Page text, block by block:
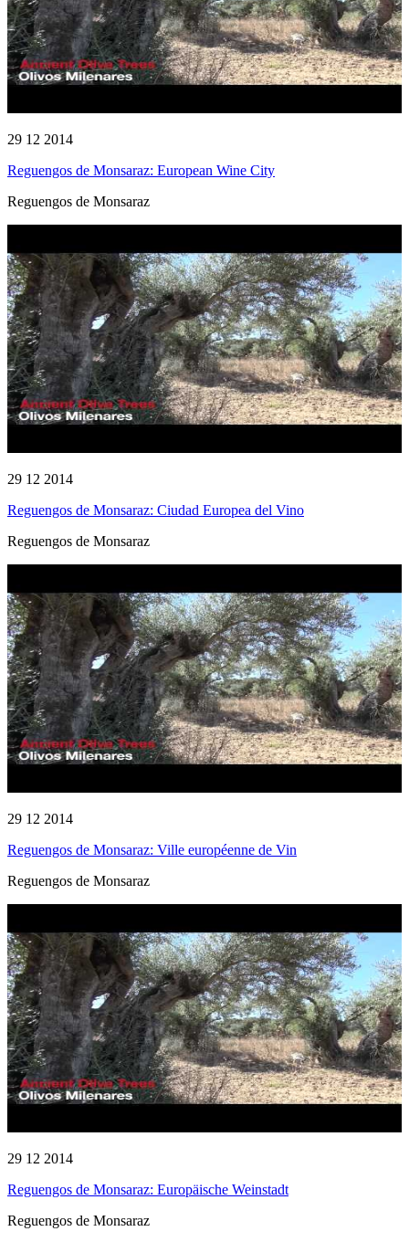
29 12 2014
Reguengos de Monsaraz: European Wine City
Reguengos de Monsaraz
29 12 2014
Reguengos de Monsaraz: Ciudad Europea del Vino
Reguengos de Monsaraz
29 12 2014
Reguengos de Monsaraz: Ville européenne de Vin
Reguengos de Monsaraz
29 12 2014
Reguengos de Monsaraz: Europäische Weinstadt
Reguengos de Monsaraz